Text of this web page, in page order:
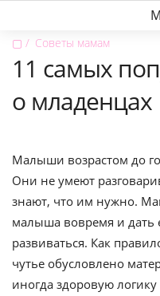
▢ Советы мамам
11 самых
о младенцах
Малыши возрастом до
Они не умеют
знают, что им нужно.
малыша вовремя и дать
развиваться. Как
чутье обусловлено
иногда здоровую